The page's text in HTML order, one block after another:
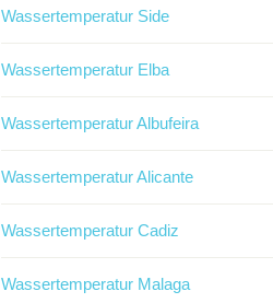
Wassertemperatur Side
Wassertemperatur Elba
Wassertemperatur Albufeira
Wassertemperatur Alicante
Wassertemperatur Cadiz
Wassertemperatur Malaga